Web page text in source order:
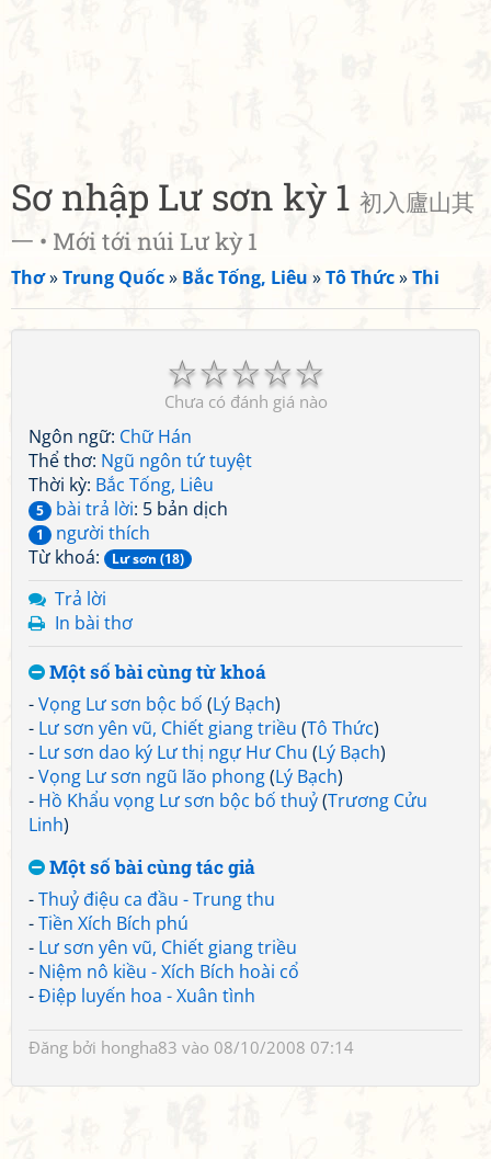
Sơ nhập Lư sơn kỳ 1 初入廬山其
一 • Mới tới núi Lư kỳ 1
Thơ»Trung Quốc» Bắc Tống, Liêu »Tô Thức»Thi
☆
☆
☆
☆
☆
Chưa có đánh giá nào
Ngôn ngữ: Chữ Hán
Thể thơ: Ngũ ngôn tứ tuyệt
Thời kỳ: Bắc Tống, Liêu
5 bài trả lời: 5 bản dịch
1
người thích
Từ khoá:
Lư sơn (18)
Trả lời
In bài thơ
Một số bài cùng từ khoá
-Vọng Lư sơn bộc bố (Lý Bạch)
- Lư sơn yên vũ, Chiết giang triều (Tô Thức)
- Lư sơn dao ký Lư thị ngự Hư Chu (Lý Bạch)
-Vọng Lư sơn ngũ lão phong(Lý Bạch)
- Hồ Khẩu vọng Lư sơn bộc bố thuỷ(Trương Cửu
Linh)
Một số bài cùng tác giả
-Thuỷ điệu ca đầu - Trung thu
-Tiền Xích Bích phú
- Lư sơn yên vũ, Chiết giang triều
- Niệm nô kiều - Xích Bích hoài cổ
-Điệp luyến hoa - Xuân tình
Đăng bởi hongha83 vào 08/10/2008 07:14